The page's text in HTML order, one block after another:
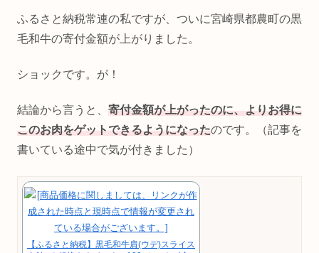
ふるさと納税常連の私ですが、ついに宮崎県都農町の黒
毛和牛の寄付金額が上がりました。
ショックです。が！
結論から言うと、 寄付金額が上がったのに、よりお得に
このお肉をゲットできるようになったのです。（記事を
書いている途中で気が付きました）
【ふるさと納税】黒毛和牛肩(ウデ)スライス